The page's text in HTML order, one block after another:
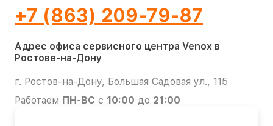
+7 (863) 209-79-87
Адрес офиса сервисного центра Venox в
Ростове-на-Дону
г. Ростов-на-Дону, Большая Садовая ул., 115
Работаем ПН-ВС с 10:00 до 21:00